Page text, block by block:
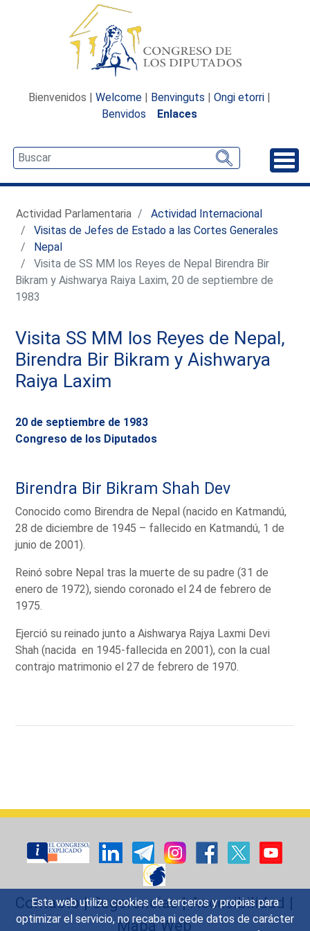
Esta web utiliza cookies de terceros y propias para
optimizar el servicio, no recaba ni cede datos de carácter
Bienvenidos | Welcome | Benvinguts | Ongi etorri |
Benvidos
Enlaces
Actividad Parlamentaria
Actividad Internacional
Visitas de Jefes de Estado a las Cortes Generales
Nepal
Visita de SS MM los Reyes de Nepal Birendra Bir
Bikram y Aishwarya Raiya Laxim, 20 de septiembre de
1983
Visita SS MM los Reyes de Nepal,
Birendra Bir Bikram y Aishwarya
Raiya Laxim
20 de septiembre de 1983
Congreso de los Diputados
Birendra Bir Bikram Shah Dev
Conocido como Birendra de Nepal (nacido en Katmandú,
28 de diciembre de 1945 – fallecido en Katmandú, 1 de
junio de 2001).
Reinó sobre Nepal tras la muerte de su padre (31 de
enero de 1972), siendo coronado el 24 de febrero de
1975.
Ejerció su reinado junto a Aishwarya Rajya Laxmi Devi
Shah (nacida en 1945-fallecida en 2001), con la cual
contrajo matrimonio el 27 de febrero de 1970.
Contacto|Sugerencias|Accesibilidad |
Mapa Web